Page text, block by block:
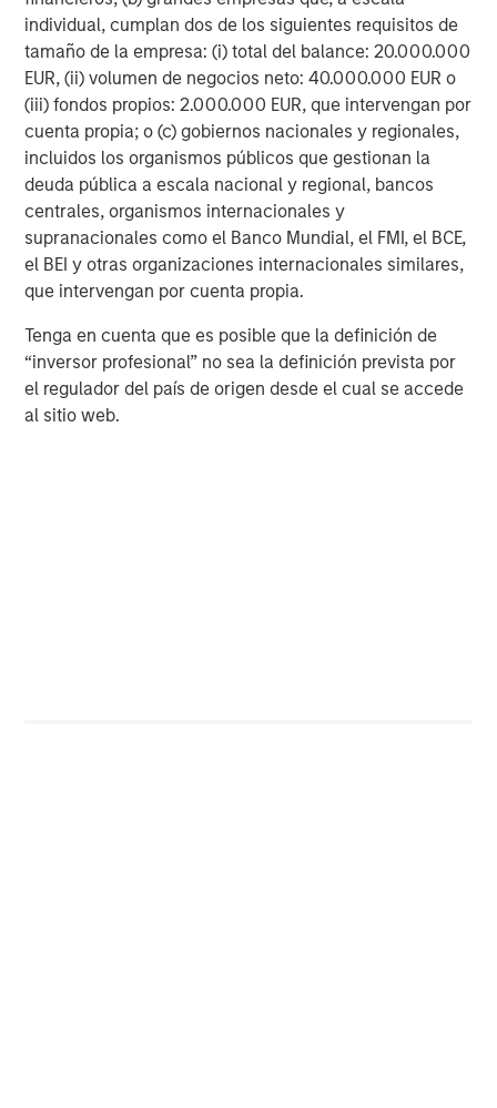
individual, cumplan dos de los siguientes requisitos de
tamaño de la empresa: (i) total del balance: 20.000.000
EUR, (ii) volumen de negocios neto: 40.000.000 EUR o
(iii) fondos propios: 2.000.000 EUR, que intervengan por
cuenta propia; o (c) gobiernos nacionales y regionales,
incluidos los organismos públicos que gestionan la
deuda pública a escala nacional y regional, bancos
centrales, organismos internacionales y
supranacionales como el Banco Mundial, el FMI, el BCE,
el BEI y otras organizaciones internacionales similares,
que intervengan por cuenta propia.
Tenga en cuenta que es posible que la definición de
“inversor profesional” no sea la definición prevista por
el regulador del país de origen desde el cual se accede
al sitio web.
contend with fiscal constraints, we see the best
opportunities in securitized credit. In fact, our highest
conviction for 2026 is in the securitized space—agency
and non-agency MBS, CMBS, and ABS. We believe these
sectors offer robust fundamentals, compelling valuations,
and technical tailwinds that position them to deliver
superior risk-adjusted performance versus certain other
higher-quality fixed income segments. Healthy collateral,
strong underwriting, and attractive spreads overall
underpin our positive outlook.
2026 Themes & Positioning
Theme Positioning